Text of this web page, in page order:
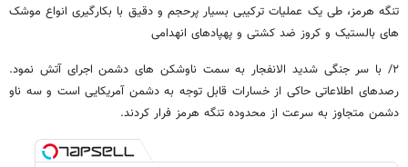
تنگه هرمز، طی یک عملیات ترکیبی بسیار پرحجم و دقیق با بکارگیری انواع موشک
های بالستیک و کروز ضد کشتی و پهپادهای انهدامی
‏۲/ با سر جنگی شدید الانفجار به سمت ناوشکن های دشمن اجرای آتش نمود.
رصدهای اطلاعاتی حاکی از خسارات قابل توجه به دشمن آمریکایی است و سه ناو
دشمن متجاوز به سرعت از محدوده تنگه هرمز فرار کردند.